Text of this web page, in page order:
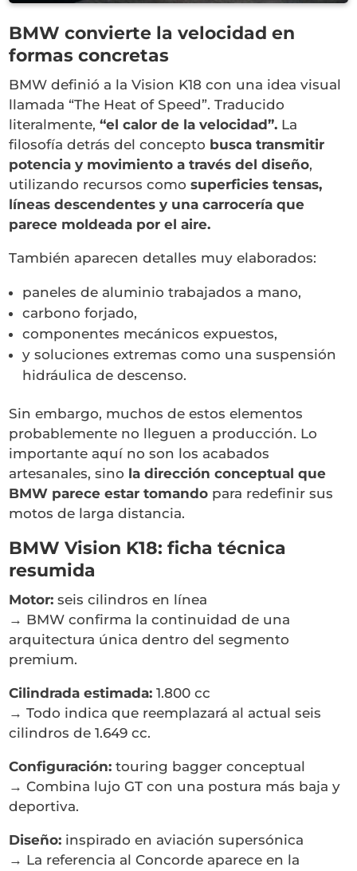
BMW convierte la velocidad en
formas concretas
BMW definió a la Vision K18 con una idea visual
llamada “The Heat of Speed”. Traducido
literalmente, “el calor de la velocidad”. La
filosofía detrás del concepto busca transmitir
potencia y movimiento a través del diseño,
utilizando recursos comosuperficies tensas,
líneas descendentes y una carrocería que
parece moldeada por el aire.
También aparecen detalles muy elaborados:
paneles de aluminio trabajados a mano,
carbono forjado,
componentes mecánicos expuestos,
y soluciones extremas como una suspensión
hidráulica de descenso.
Sin embargo, muchos de estos elementos
probablemente no lleguen a producción. Lo
importante aquí no son los acabados
artesanales, sino la dirección conceptual que
BMW parece estar tomando para redefinir sus
motos de larga distancia.
BMW Vision K18: ficha técnica
resumida
Motor: seis cilindros en línea
→ BMW confirma la continuidad de una
arquitectura única dentro del segmento
premium.
Cilindrada estimada: 1.800 cc
→ Todo indica que reemplazará al actual seis
cilindros de 1.649 cc.
Configuración: touring bagger conceptual
→ Combina lujo GT con una postura más baja y
deportiva.
Diseño: inspirado en aviación supersónica
→ La referencia al Concorde aparece en la